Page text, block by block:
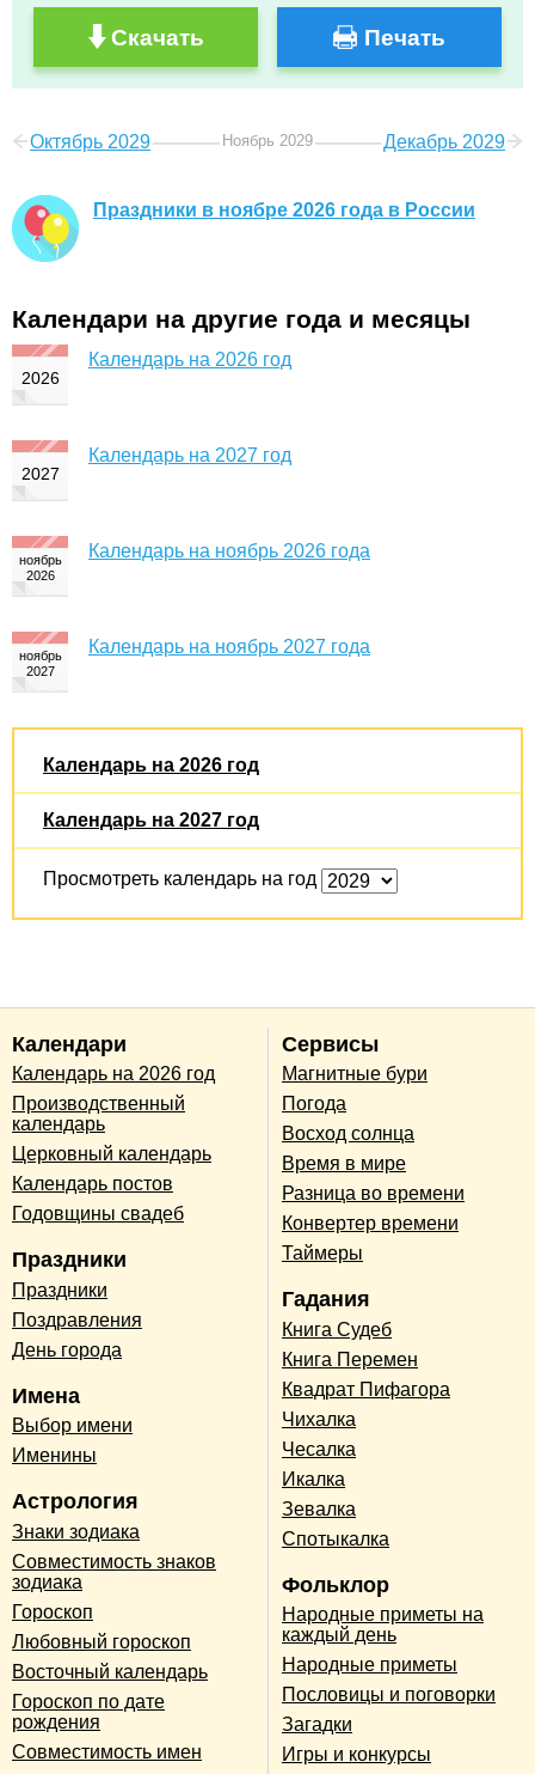
Скачать Печать
Октябрь 2029 Ноябрь 2029 Декабрь 2029
Праздники в ноябре 2026 года в России
Календари на другие года и месяцы
Календарь на 2026 год
Календарь на 2027 год
Календарь на ноябрь 2026 года
Календарь на ноябрь 2027 года
Календарь на 2026 год
Календарь на 2027 год
Просмотреть календарь на год
Календари
Календарь на 2026 год
Производственный
календарь
Церковный календарь
Календарь постов
Годовщины свадеб
Праздники
Праздники
Поздравления
День города
Имена
Выбор имени
Именины
Астрология
Знаки зодиака
Совместимость знаков
зодиака
Гороскоп
Любовный гороскоп
Восточный календарь
Гороскоп по дате
рождения
Совместимость имен
Сервисы
Магнитные бури
Погода
Восход солнца
Время в мире
Разница во времени
Конвертер времени
Таймеры
Гадания
Книга Судеб
Книга Перемен
Квадрат Пифагора
Чихалка
Чесалка
Икалка
Зевалка
Спотыкалка
Фольклор
Народные приметы на
каждый день
Народные приметы
Пословицы и поговорки
Загадки
Игры и конкурсы